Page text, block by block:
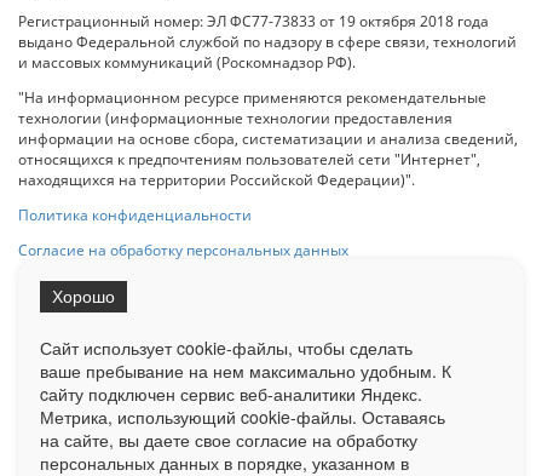
Регистрационный номер: ЭЛ ФС77-73833 от 19 октября 2018 года
выдано Федеральной службой по надзору в сфере связи, технологий
и массовых коммуникаций (Роскомнадзор РФ).
"На информационном ресурсе применяются рекомендательные
технологии (информационные технологии предоставления
информации на основе сбора, систематизации и анализа сведений,
относящихся к предпочтениям пользователей сети "Интернет",
находящихся на территории Российской Федерации)".
Политика конфиденциальности
Согласие на обработку персональных данных
на Сетевое издание «ОрелТаймс» обязательна.
Ограниченная статистика посещаемости доступна на сайте
Liveinternet.ru . Подробная статистика для рекламодателей по запросу
у менеджера.
Сайт использует cookie-файлы, чтобы сделать
ваше пребывание на нем максимально удобным. К
cайту подключен сервис веб-аналитики Яндекс.
Метрика, использующий cookie-файлы. Оставаясь
на сайте, вы даете свое согласие на обработку
персональных данных в порядке, указанном в
Хорошо